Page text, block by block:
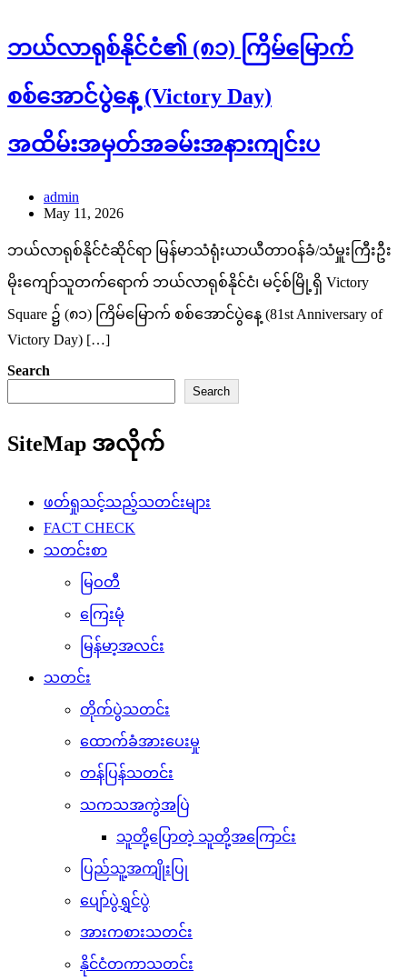
ဘယ်လာရုစ်နိုင်ငံ၏ (၈၁) ကြိမ်မြောက်
စစ်အောင်ပွဲနေ့ (Victory Day)
အထိမ်းအမှတ်အခမ်းအနားကျင်းပ
admin
May 11, 2026
ဘယ်လာရုစ်နိုင်ငံဆိုင်ရာ မြန်မာသံရုံးယာယီတာဝန်ခံ/သံမှူးကြီးဦး
မိုးကျော်သူတက်ရောက် ​ဘယ်လာရုစ်နိုင်ငံ၊ မင့်စ်မြို့ရှိ Victory
Square ၌ (၈၁) ကြိမ်မြောက် စစ်အောင်ပွဲနေ့ (81st Anniversary of
Victory Day) […]
Search
Search
SiteMap အလိုက်
ဖတ်ရှုသင့်သည့်သတင်းများ
FACT CHECK
သတင်းစာ
မြဝတီ
ကြေးမုံ
မြန်မာ့အလင်း
သတင်း
တိုက်ပွဲသတင်း
ထောက်ခံအားပေးမှု
တန်ပြန်သတင်း
သကသအကွဲအပြဲ
သူတို့ပြောတဲ့ သူတို့အကြောင်း
ပြည်သူ့အကျိုးပြု
ပျော်ပွဲရွှင်ပွဲ
အားကစားသတင်း
နိုင်ငံတကာသတင်း